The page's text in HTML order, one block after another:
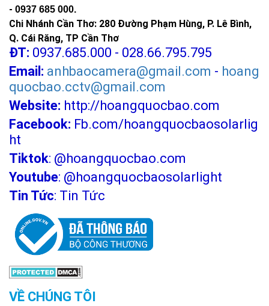
- 0937 685 000.
Chi Nhánh Cần Thơ: 280 Đường Phạm Hùng, P. Lê Bình,
Q. Cái Răng, TP Cần Thơ
ĐT: 0937.685.000 - 028.66.795.795
Email: anhbaocamera@gmail.com - hoang
quocbao.cctv@gmail.com
Website: http://hoangquocbao.com
Facebook: Fb.com/hoangquocbaosolarlig
ht
Tiktok: @hoangquocbao.com
Youtube: @hoangquocbaosolarlight
Tin Tức: Tin Tức
VỀ CHÚNG TÔI